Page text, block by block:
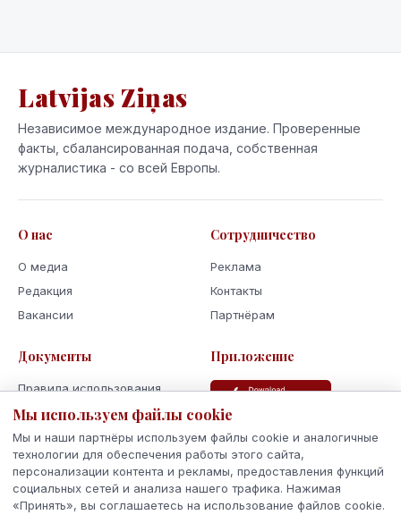
Latvijas Ziņas
Независимое международное издание. Проверенные
факты, сбалансированная подача, собственная
журналистика - со всей Европы.
О нас
О медиа
Редакция
Вакансии
Сотрудничество
Реклама
Контакты
Партнёрам
Документы
Правила использования
Политика
Использование cookie
Кодекс поведения и этики
Приложение
Мы используем файлы cookie
Мы и наши партнёры используем файлы cookie и аналогичные
технологии для обеспечения работы этого сайта,
персонализации контента и рекламы, предоставления функций
социальных сетей и анализа нашего трафика. Нажимая
«Принять», вы соглашаетесь на использование файлов cookie.